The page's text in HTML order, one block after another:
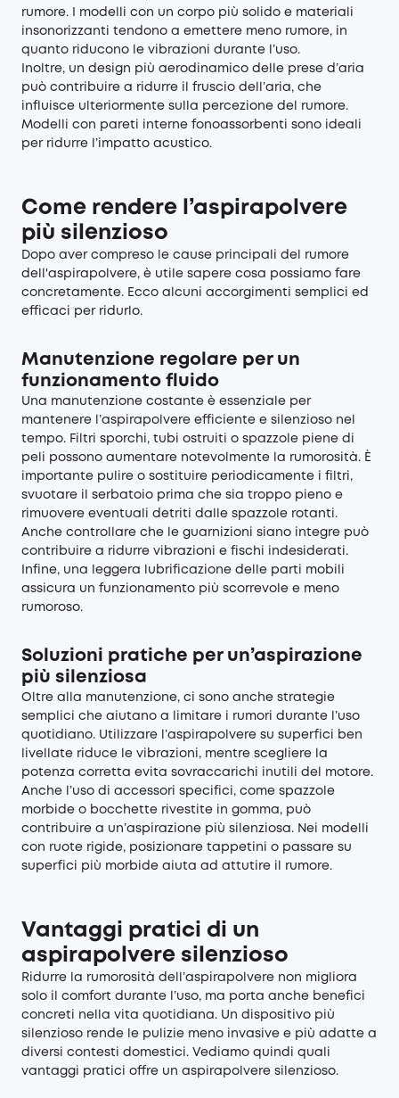
rumore. I modelli con un corpo più solido e materiali
insonorizzanti tendono a emettere meno rumore, in
quanto riducono le vibrazioni durante l’uso.
Inoltre, un design più aerodinamico delle prese d’aria
può contribuire a ridurre il fruscio dell’aria, che
influisce ulteriormente sulla percezione del rumore.
Modelli con pareti interne fonoassorbenti sono ideali
per ridurre l’impatto acustico.
Come rendere l’aspirapolvere
più silenzioso
Dopo aver compreso le cause principali del rumore
dell'aspirapolvere, è utile sapere cosa possiamo fare
concretamente. Ecco alcuni accorgimenti semplici ed
efficaci per ridurlo.
Manutenzione regolare per un
funzionamento fluido
Una manutenzione costante è essenziale per
mantenere l’aspirapolvere efficiente e silenzioso nel
tempo. Filtri sporchi, tubi ostruiti o spazzole piene di
peli possono aumentare notevolmente la rumorosità. È
importante pulire o sostituire periodicamente i filtri,
svuotare il serbatoio prima che sia troppo pieno e
rimuovere eventuali detriti dalle spazzole rotanti.
Anche controllare che le guarnizioni siano integre può
contribuire a ridurre vibrazioni e fischi indesiderati.
Infine, una leggera lubrificazione delle parti mobili
assicura un funzionamento più scorrevole e meno
rumoroso.
Soluzioni pratiche per un’aspirazione
più silenziosa
Oltre alla manutenzione, ci sono anche strategie
semplici che aiutano a limitare i rumori durante l’uso
quotidiano. Utilizzare l’aspirapolvere su superfici ben
livellate riduce le vibrazioni, mentre scegliere la
potenza corretta evita sovraccarichi inutili del motore.
Anche l’uso di accessori specifici, come spazzole
morbide o bocchette rivestite in gomma, può
contribuire a un’aspirazione più silenziosa. Nei modelli
con ruote rigide, posizionare tappetini o passare su
superfici più morbide aiuta ad attutire il rumore.
Vantaggi pratici di un
aspirapolvere silenzioso
Ridurre la rumorosità dell’aspirapolvere non migliora
solo il comfort durante l’uso, ma porta anche benefici
concreti nella vita quotidiana. Un dispositivo più
silenzioso rende le pulizie meno invasive e più adatte a
diversi contesti domestici. Vediamo quindi quali
vantaggi pratici offre un aspirapolvere silenzioso.